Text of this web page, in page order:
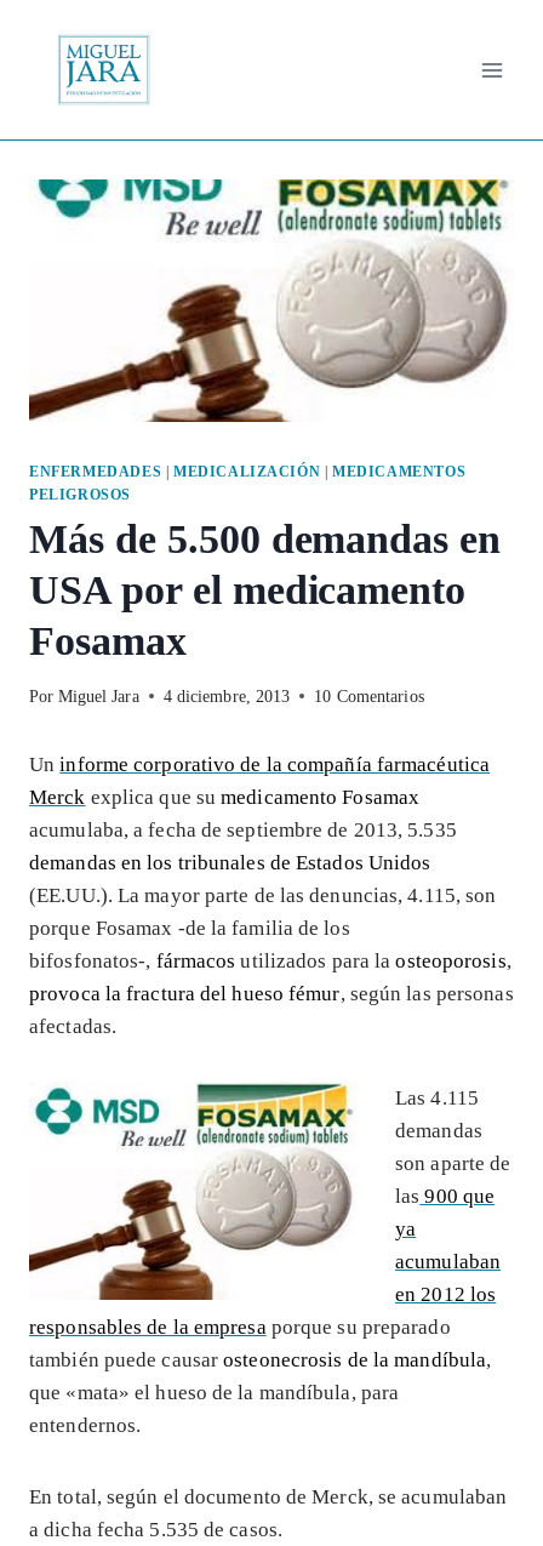
contenido
ENFERMEDADES MEDICALIZACIÓN |MEDICAMENTOS
PELIGROSOS
Más de 5.500 demandas en
USA por el medicamento
Fosamax
Por Miguel Jara 4 diciembre, 2013 10 Comentarios
Uninforme corporativo de la compañía farmacéutica
Merck explica que sumedicamento Fosamax
acumulaba, a fecha de septiembre de 2013, 5.535
demandas en los tribunales de Estados Unidos
(EE.UU.). La mayor parte de las denuncias, 4.115, son
porque Fosamax -de la familia de los
bifosfonatos-, fármacos utilizados para laosteoporosis,
provoca la fractura del hueso fémur, según las personas
afectadas.
Las 4.115
demandas
son aparte de
las 900 que
ya
acumulaban
en 2012 los
responsables de la empresa porque su preparado
también puede causarosteonecrosis de la mandíbula,
que «mata» el hueso de la mandíbula, para
entendernos.
En total, según el documento de Merck, se acumulaban
a dicha fecha 5.535 de casos.